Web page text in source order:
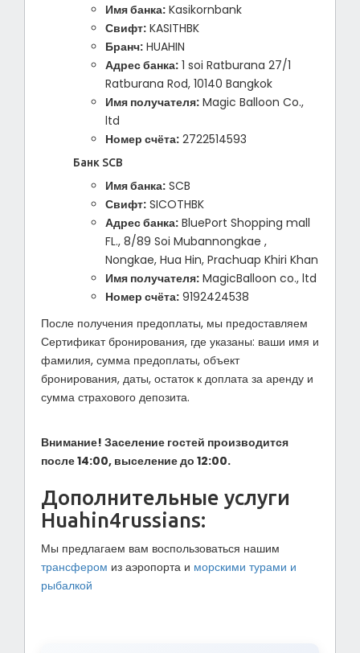
Имя банка: Kasikornbank
Свифт: KASITHBK
Бранч: HUAHIN
Адрес банка: 1 soi Ratburana 27/1
Ratburana Rod, 10140 Bangkok
Имя получателя: Magic Balloon Co.,
ltd
Номер счёта: 2722514593
Банк SCB
Имя банка: SCB
Свифт: SICOTHBK
Адрес банка: BluePort Shopping mall
FL., 8/89 Soi Mubannongkae ,
Nongkae, Hua Hin, Prachuap Khiri Khan
Имя получателя: MagicBalloon co., ltd
Номер счёта: 9192424538
После получения предоплаты, мы предоставляем
Сертификат бронирования, где указаны: ваши имя и
фамилия, сумма предоплаты, объект
бронирования, даты, остаток к доплата за аренду и
сумма страхового депозита.
Внимание! Заселение гостей производится
после 14:00, выселение до 12:00.
Дополнительные услуги
Huahin4russians:
Мы предлагаем вам воспользоваться нашим
трансфером из аэропорта и морскими турами и
рыбалкой